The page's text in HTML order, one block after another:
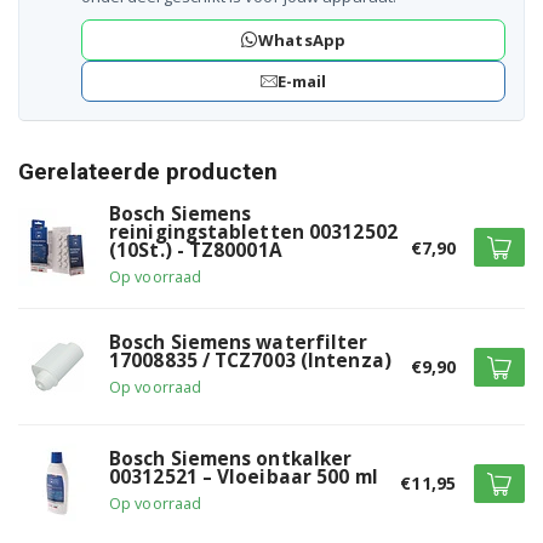
Siemens TE604509DE/05
Siemens TE604509DE/07
Siemens TE604509DE/10
Siemens TE605209RW/02
Siemens TE605209RW/03
Siemens TE605209RW/04
Siemens TE605209RW/05
Siemens TE605209RW/07
Siemens TE605209RW/09
WhatsApp
E-mail
Gerelateerde producten
Bosch Siemens
reinigingstabletten 00312502
(10St.) - TZ80001A
Op voorraad
€7,90
Bosch Siemens waterfilter
17008835 / TCZ7003 (Intenza)
Op voorraad
€9,90
Bosch Siemens ontkalker
00312521 – Vloeibaar 500 ml
Op voorraad
€11,95